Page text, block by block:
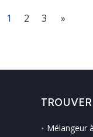
1 2 3 »
Mélangeur